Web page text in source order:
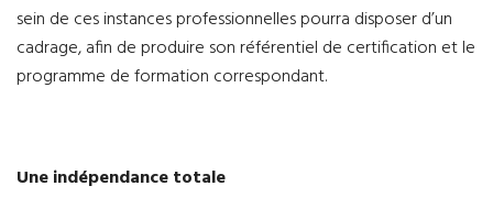
sein de ces instances professionnelles pourra disposer d’un
cadrage, afin de produire son référentiel de certification et le
programme de formation correspondant.
Une indépendance totale